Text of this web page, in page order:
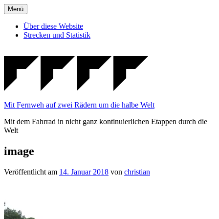
Zum
Inhalt
springen
Menü
Über diese Website
Strecken und Statistik
Mit Fernweh auf zwei Rädern um die halbe Welt
Mit dem Fahrrad in nicht ganz kontinuierlichen Etappen durch die
Welt
image
Veröffentlicht am 14. Januar 2018 von christian